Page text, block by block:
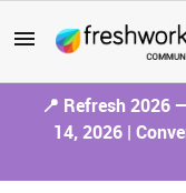
📍 Refresh 2026
14, 2026 |